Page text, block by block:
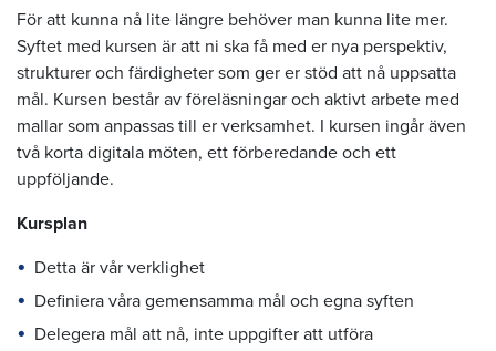
För att kunna nå lite längre behöver man kunna lite mer.
Syftet med kursen är att ni ska få med er nya perspektiv,
strukturer och färdigheter som ger er stöd att nå uppsatta
mål. Kursen består av föreläsningar och aktivt arbete med
mallar som anpassas till er verksamhet. I kursen ingår även
två korta digitala möten, ett förberedande och ett
uppföljande.
Kursplan
Detta är vår verklighet
Definiera våra gemensamma mål och egna syften
Delegera mål att nå, inte uppgifter att utföra